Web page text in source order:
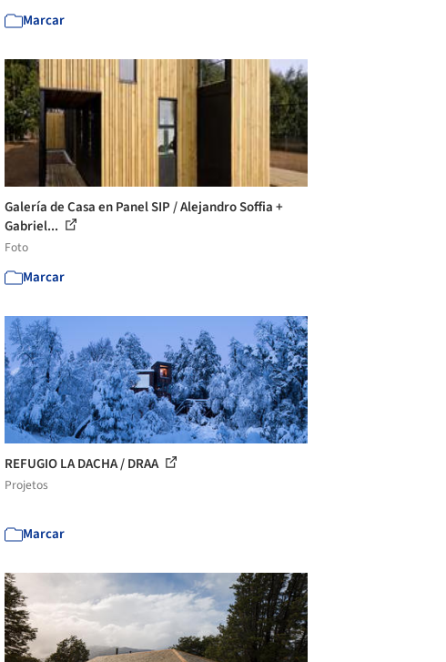
Marcar
Galería de Casa en Panel SIP / Alejandro Soffia +
Gabriel...
Foto
Marcar
REFUGIO LA DACHA / DRAA
Projetos
Marcar